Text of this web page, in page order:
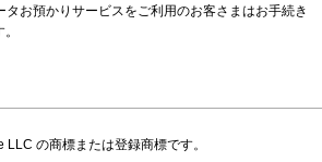
タお預かりサービスをご利用のお客さまはお手続き
LLC の商標または登録商標です。